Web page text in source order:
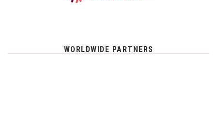
WORLDWIDE PARTNERS